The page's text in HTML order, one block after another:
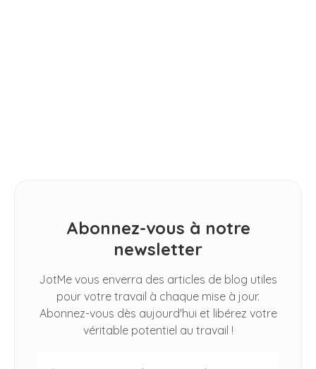
Abonnez-vous à notre
newsletter
JotMe vous enverra des articles de blog utiles
pour votre travail à chaque mise à jour.
Abonnez-vous dès aujourd'hui et libérez votre
véritable potentiel au travail !